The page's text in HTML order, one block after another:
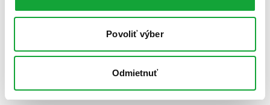
Povoliť výber
Odmietnuť